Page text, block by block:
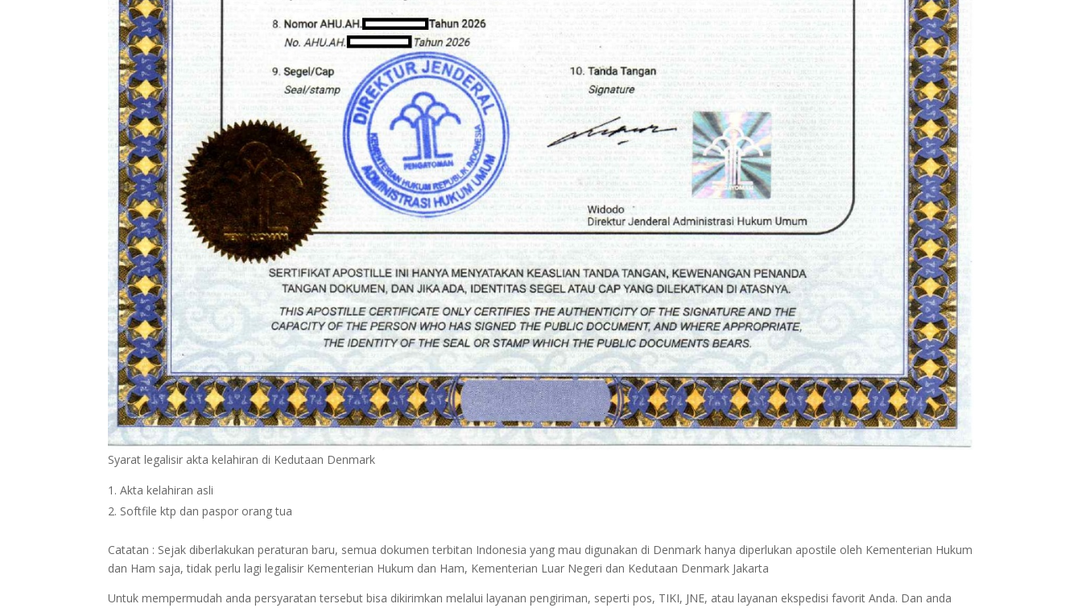
Syarat legalisir akta kelahiran di Kedutaan Denmark
Akta kelahiran asli
Softfile ktp dan paspor orang tua
Catatan : Sejak diberlakukan peraturan baru, semua dokumen terbitan Indonesia yang mau digunakan di Denmark hanya diperlukan apostile oleh Kementerian Hukum
dan Ham saja, tidak perlu lagi legalisir Kementerian Hukum dan Ham, Kementerian Luar Negeri dan Kedutaan Denmark Jakarta
Untuk mempermudah anda persyaratan tersebut bisa dikirimkan melalui layanan pengiriman, seperti pos, TIKI, JNE, atau layanan ekspedisi favorit Anda. Dan anda